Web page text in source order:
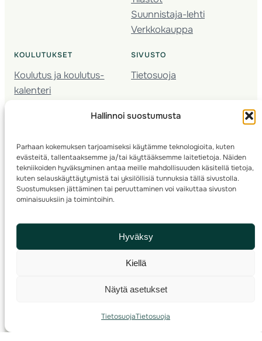
Hallinnoi suostumusta
Parhaan kokemuksen tarjoamiseksi käytämme teknologioita, kuten
evästeitä, tallentaaksemme ja/tai käyttääksemme laitetietoja. Näiden
tekniikoiden hyväksyminen antaa meille mahdollisuuden käsitellä tietoja,
kuten selauskäyttäytymistä tai yksilöllisiä tunnuksia tällä sivustolla.
Suostumuksen jättäminen tai peruuttaminen voi vaikuttaa sivuston
ominaisuuksiin ja toimintoihin.
Hyväksy
Kiellä
Näytä asetukset
TietosuojaTietosuoja
Suunnistaja-lehti
Verkkokauppa
KOULUTUKSET
Koulutus ja koulutus­
kalenteri
Seura­kehittäminen
Kartoitus
Ratamestari
SIVUSTO
Tietosuoja
© 2025 ·Suomen Suunnistusliitto· Valimotie 10, 00380 Helsinki, Finland
info(a)suunnistusliitto.fi,Rastilipun asiat: rastilippu(a)suunnistusliitto.fi
Kilpailut ja kuntorastit – Rastilippu:::Rastilipun ohjeet